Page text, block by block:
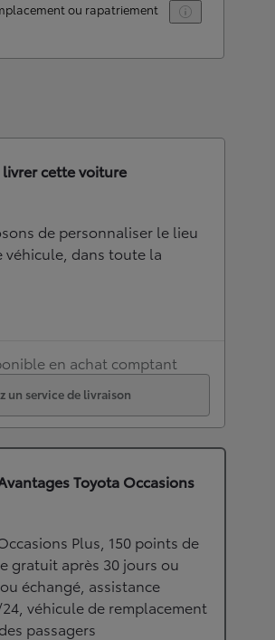
ou rapatriement
cette voiture
de personnaliser le lieu
véhicule, dans toute la
en achat comptant
un service de livraison
Toyota Occasions
Plus, 150 points de
gratuit après 30 jours ou
échangé, assistance
véhicule de remplacement
passagers